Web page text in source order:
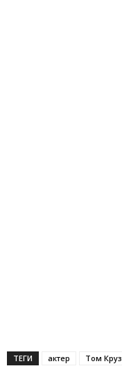
ТЕГИ актер Том Круз